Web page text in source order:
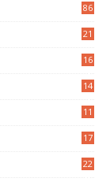
86
21
16
14
11
17
22